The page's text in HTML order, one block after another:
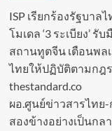
ISP เรียกร้องรัฐบา
โมเดล ‘3 ระเบียง’
สถานทูตจีน เตือนพล
ไทยให้ปฏิบัติตามกฎ
thestandard.co
ผอ.ศูนย์ข่าวสารไทย
สองข้างอย่างเป็นกล